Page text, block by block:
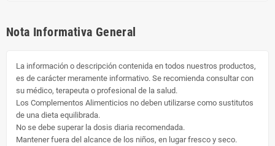
Nota Informativa General
La información o descripción contenida en todos nuestros productos,
es de carácter meramente informativo. Se recomienda consultar con
su médico, terapeuta o profesional de la salud.
Los Complementos Alimenticios no deben utilizarse como sustitutos
de una dieta equilibrada.
No se debe superar la dosis diaria recomendada.
Mantener fuera del alcance de los niños, en lugar fresco y seco.